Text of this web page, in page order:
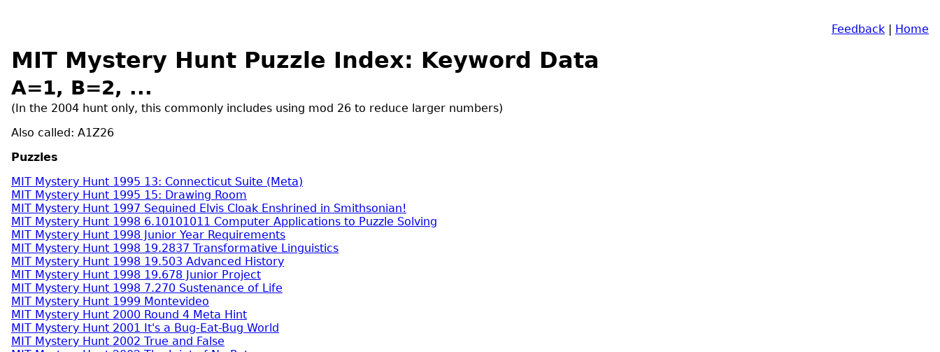
Feedback | Home
MIT Mystery Hunt Puzzle Index: Keyword Data
A=1, B=2, ...
(In the 2004 hunt only, this commonly includes using mod 26 to reduce larger numbers)
Also called: A1Z26
Puzzles
MIT Mystery Hunt 1995 13: Connecticut Suite (Meta)
MIT Mystery Hunt 1995 15: Drawing Room
MIT Mystery Hunt 1997 Sequined Elvis Cloak Enshrined in Smithsonian!
MIT Mystery Hunt 1998 6.10101011 Computer Applications to Puzzle Solving
MIT Mystery Hunt 1998 Junior Year Requirements
MIT Mystery Hunt 1998 19.2837 Transformative Linguistics
MIT Mystery Hunt 1998 19.503 Advanced History
MIT Mystery Hunt 1998 19.678 Junior Project
MIT Mystery Hunt 1998 7.270 Sustenance of Life
MIT Mystery Hunt 1999 Montevideo
MIT Mystery Hunt 2000 Round 4 Meta Hint
MIT Mystery Hunt 2001 It's a Bug-Eat-Bug World
MIT Mystery Hunt 2002 True and False